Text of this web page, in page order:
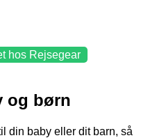
hos Rejsegear
og børn
din baby eller dit barn, så